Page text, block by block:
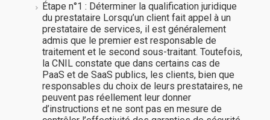
Étape n°1 : Déterminer la qualification juridique
du prestataire Lorsqu’un client fait appel à un
prestataire de services, il est généralement
admis que le premier est responsable de
traitement et le second sous-traitant. Toutefois,
la CNIL constate que dans certains cas de
PaaS et de SaaS publics, les clients, bien que
responsables du choix de leurs prestataires, ne
peuvent pas réellement leur donner
d’instructions et ne sont pas en mesure de